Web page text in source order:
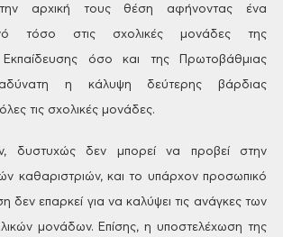
αρχική τουςθέση αφήνοντας ένα
τόσο στις σχολικές μονάδες της
Εκπαίδευσης όσο και τηςΠρωτοβάθμιας
η κάλυψη δεύτερης βάρδιας
τις σχολικές μονάδες.
δυστυχώς δεν μπορεί να προβεί στην
καθαριστριών,και το υπάρχον προσωπικό
δεν επαρκεί για να καλύψει τις ανάγκες των
μονάδων. Επίσης, η υποστελέχωση της